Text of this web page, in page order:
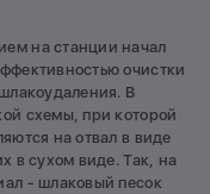
на станции начал
очистки
В
схемы, при которой
на отвал в виде
в сухом виде. Так, на
- шлаковый песок